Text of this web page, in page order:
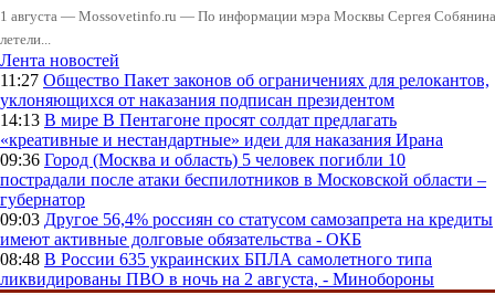
1 августа — Mossovetinfo.ru — По информации мэра Москвы Сергея
летели...
Лента новостей
11:27 Общество Пакет законов об ограничениях для релокантов,
уклоняющихся от наказания подписан президентом
14:13 В мире В Пентагоне просят солдат предлагать
«креативные и нестандартные» идеи для наказания Ирана
09:36 Город (Москва и область) 5 человек погибли 10
пострадали после атаки беспилотников в Московской области –
губернатор
09:03 Другое 56,4% россиян со статусом самозапрета на кредиты
имеют активные долговые обязательства - ОКБ
08:48 В России 635 украинских БПЛА самолетного типа
ликвидированы ПВО в ночь на 2 августа, - Минобороны